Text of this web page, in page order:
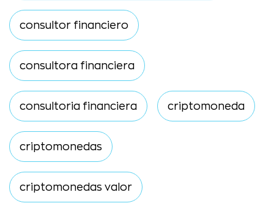
consultor financiero
consultora financiera
consultoria financiera criptomoneda
criptomonedas
criptomonedas valor